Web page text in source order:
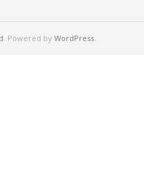
. Powered by WordPress.